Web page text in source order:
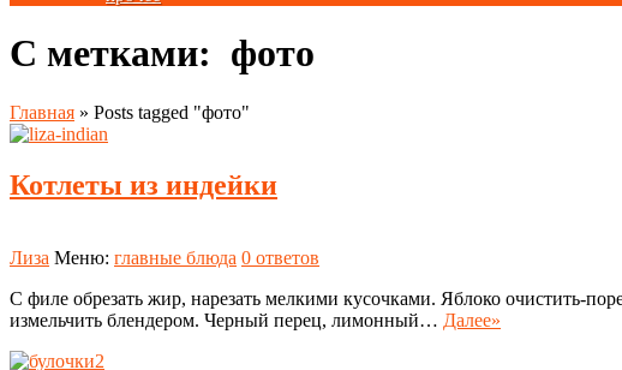
С метками: фото
Главная » Posts tagged "фото"
Котлеты из индейки
Лиза Меню: главные блюда 0 ответов
С филе обрезать жир, нарезать мелкими кусочками. Яблоко очистить-
измельчить блендером. Черный перец, лимонный… Далее»